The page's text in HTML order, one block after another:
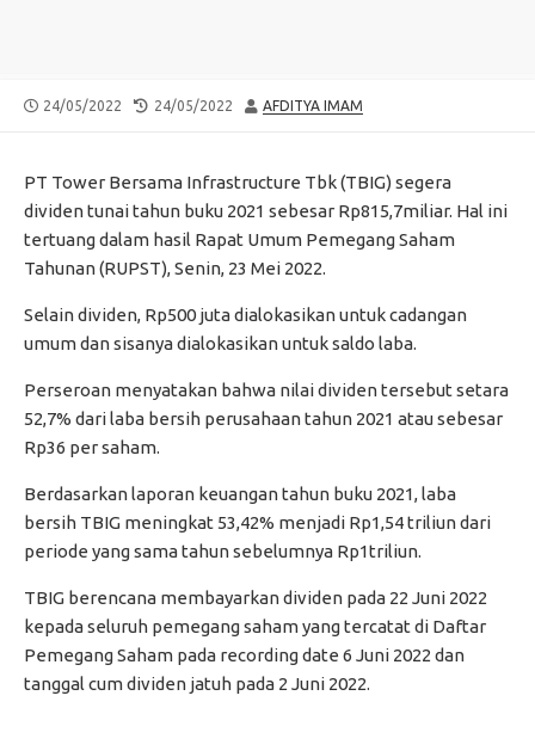
PUBLISHED
24/05/2022
LAST
24/05/2022 AUTHOR
AFDITYA IMAM
PT Tower Bersama Infrastructure Tbk (TBIG) segera
dividen tunai tahun buku 2021 sebesar Rp815,7miliar. Hal ini
tertuang dalam hasil Rapat Umum Pemegang Saham
Tahunan (RUPST), Senin, 23 Mei 2022.
Selain dividen, Rp500 juta dialokasikan untuk cadangan
umum dan sisanya dialokasikan untuk saldo laba.
Perseroan menyatakan bahwa nilai dividen tersebut setara
52,7% dari laba bersih perusahaan tahun 2021 atau sebesar
Rp36 per saham.
Berdasarkan laporan keuangan tahun buku 2021, laba
bersih TBIG meningkat 53,42% menjadi Rp1,54 triliun dari
periode yang sama tahun sebelumnya Rp1triliun.
TBIG berencana membayarkan dividen pada 22 Juni 2022
kepada seluruh pemegang saham yang tercatat di Daftar
Pemegang Saham pada recording date 6 Juni 2022 dan
tanggal cum dividen jatuh pada 2 Juni 2022.